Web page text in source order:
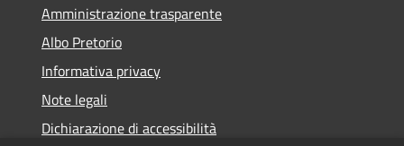
Amministrazione trasparente
Albo Pretorio
Informativa privacy
Note legali
Dichiarazione di accessibilità